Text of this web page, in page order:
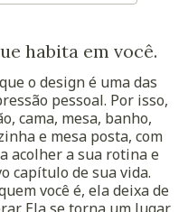
habita em você.
o design é uma das
pessoal. Por isso,
cama, mesa, banho,
e mesa posta, com
acolher a sua rotina e
capítulo de sua vida.
você é, ela deixa de